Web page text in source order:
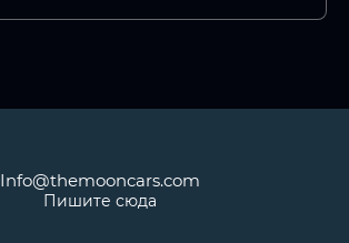
Пишите сюда
Info@themooncars.com